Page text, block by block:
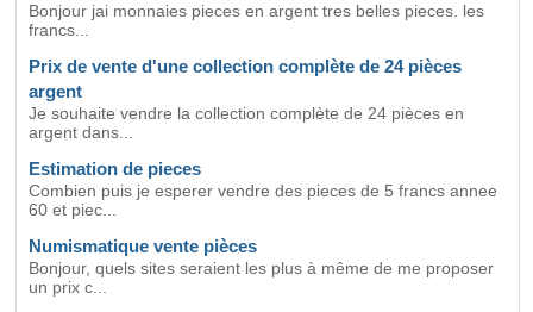
Bonjour jai monnaies pieces en argent tres belles pieces. les
francs...
Prix de vente d'une collection complète de 24 pièces
argent
Je souhaite vendre la collection complète de 24 pièces en
argent dans...
Estimation de pieces
Combien puis je esperer vendre des pieces de 5 francs annee
60 et piec...
Numismatique vente pièces
Bonjour, quels sites seraient les plus à même de me proposer
un prix c...